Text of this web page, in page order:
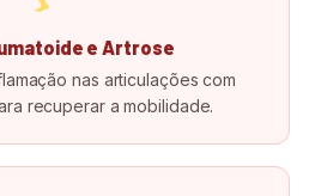
e Artrose
nas articulações com
recuperar a mobilidade.